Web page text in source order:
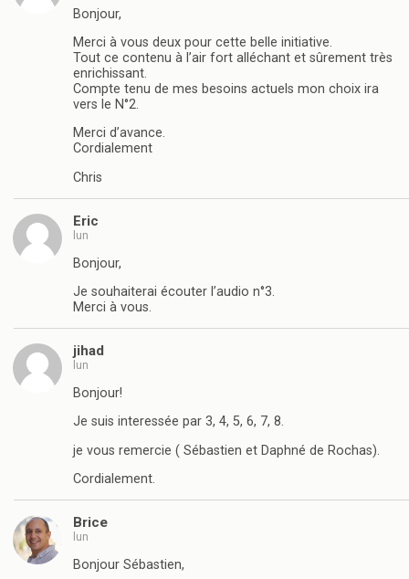
Bonjour,
Merci à vous deux pour cette belle initiative.
Tout ce contenu à l’air fort alléchant et sûrement très
enrichissant.
Compte tenu de mes besoins actuels mon choix ira
vers le N°2.
Merci d’avance.
Cordialement
Chris
Eric
lun
Bonjour,
Je souhaiterai écouter l’audio n°3.
Merci à vous.
jihad
lun
Bonjour!
Je suis interessée par 3, 4, 5, 6, 7, 8.
je vous remercie ( Sébastien et Daphné de Rochas).
Cordialement.
Brice
lun
Bonjour Sébastien,